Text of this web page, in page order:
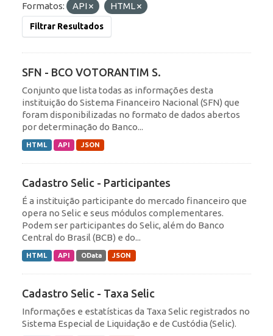
Formatos: API HTML
Filtrar Resultados
SFN - BCO VOTORANTIM S.
Conjunto que lista todas as informações desta
instituição do Sistema Financeiro Nacional (SFN) que
foram disponibilizadas no formato de dados abertos
por determinação do Banco...
HTML API JSON
Cadastro Selic - Participantes
É a instituição participante do mercado financeiro que
opera no Selic e seus módulos complementares.
Podem ser participantes do Selic, além do Banco
Central do Brasil (BCB) e do...
HTML API OData JSON
Cadastro Selic - Taxa Selic
Informações e estatísticas da Taxa Selic registrados no
Sistema Especial de Liquidação e de Custódia (Selic).